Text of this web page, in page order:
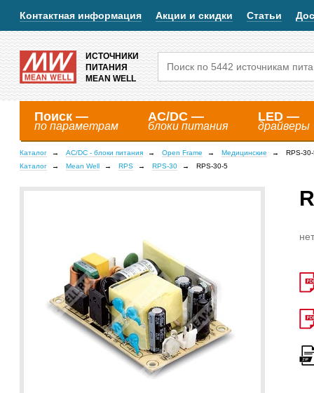
Контактная информация Акции и скидки Статьи
ИСТОЧНИКИ
ПИТАНИЯ
MEAN WELL
Поиск —
по параметрам
AC/DC —
блоки питания
LED —
драйверы
Каталог AC/DC - блоки питания Open Frame Медицинские
RPS-
Каталог
Mean Well RPS RPS-30 RPS-30-5